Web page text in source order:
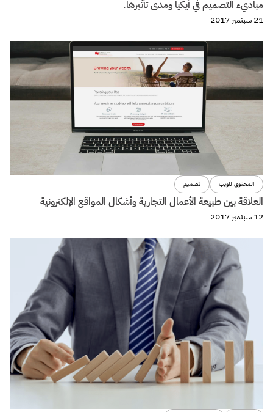
مباديء التصميم في أيكيا ومدى تأثيرها.
21 سبتمبر 2017
المحتوى للويب تصميم
العلاقة بين طبيعة الأعمال التجارية وأشكال المواقع الإلكترونية
12 سبتمبر 2017